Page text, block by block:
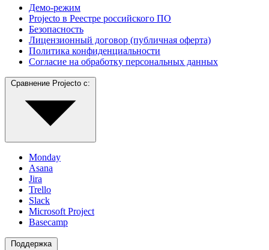
Демо-режим
Projecto в Реестре российского ПО
Безопасность
Лицензионный договор (публичная оферта)
Политика конфиденциальности
Согласие на обработку персональных данных
Сравнение Projecto с:
Monday
Asana
Jira
Trello
Slack
Microsoft Project
Basecamp
Поддержка